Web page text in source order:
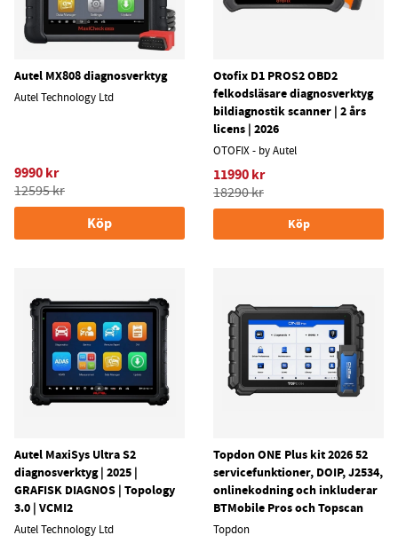
Autel MX808 diagnosverktyg
Autel Technology Ltd
9990 kr
12595 kr
Köp
Otofix D1 PROS2 OBD2
felkodsläsare diagnosverktyg
bildiagnostik scanner | 2 års
licens | 2026
OTOFIX - by Autel
11990 kr
18290 kr
Köp
Autel MaxiSys Ultra S2
diagnosverktyg | 2025 |
GRAFISK DIAGNOS | Topology
3.0 | VCMI2
Autel Technology Ltd
Topdon ONE Plus kit 2026 52
servicefunktioner, DOIP, J2534,
onlinekodning och inkluderar
BTMobile Pros och Topscan
Topdon